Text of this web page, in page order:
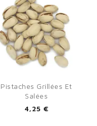
Pistaches Grillées Et
Salées
4,25 €